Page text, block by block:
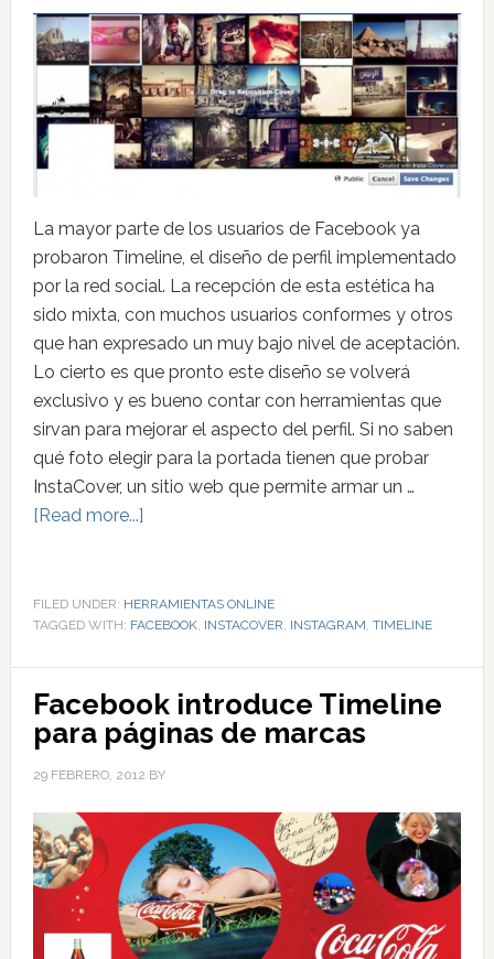
La mayor parte de los usuarios de Facebook ya
probaron Timeline, el diseño de perfil implementado
por la red social. La recepción de esta estética ha
sido mixta, con muchos usuarios conformes y otros
que han expresado un muy bajo nivel de aceptación.
Lo cierto es que pronto este diseño se volverá
exclusivo y es bueno contar con herramientas que
sirvan para mejorar el aspecto del perfil. Si no saben
qué foto elegir para la portada tienen que probar
InstaCover, un sitio web que permite armar un …
[Read more...]
FILED UNDER: HERRAMIENTAS ONLINE
TAGGED WITH: FACEBOOK, INSTACOVER, INSTAGRAM, TIMELINE
Facebook introduce Timeline
para páginas de marcas
29 FEBRERO, 2012 BY